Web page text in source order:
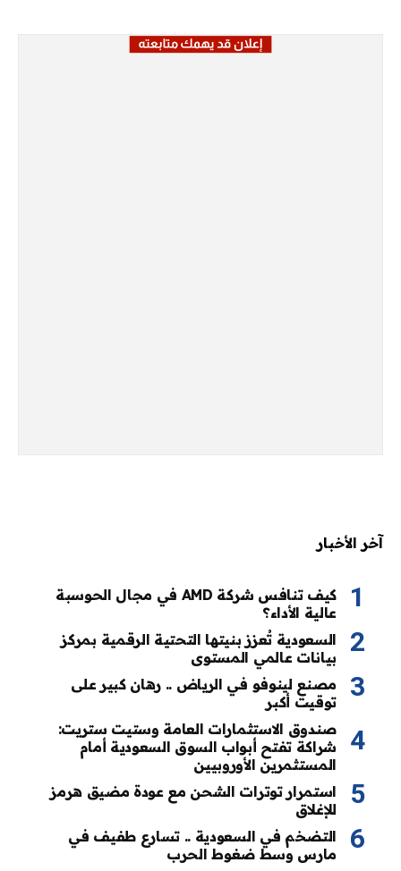
آخر الأخبار
كيف تنافس شركة AMD في مجال الحوسبة
عالية الأداء؟
السعودية تُعزز بنيتها التحتية الرقمية بمركز
بيانات عالمي المستوى
مصنع لينوفو في الرياض .. رهان كبير على
توقيت أكبر
صندوق الاستثمارات العامة وستيت ستريت:
شراكة تفتح أبواب السوق السعودية أمام
المستثمرين الأوروبيين
استمرار توترات الشحن مع عودة مضيق هرمز
للإغلاق
التضخم في السعودية .. تسارع طفيف في
مارس وسط ضغوط الحرب